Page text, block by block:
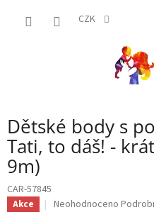
CZK
Dětské body s
Tati, to dáš! -
9m)
CAR-57845
Akce
Průměrné
Neohodnoceno